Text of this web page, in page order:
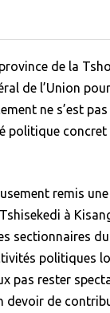
de la
de l’Union
ne s’est
politique
remis
à
sectionnaires
politiques
pas rester
devoir de